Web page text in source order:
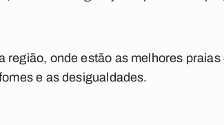
região, onde estão as melhores
e as desigualdades.